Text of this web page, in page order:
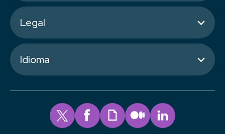
Legal
Idioma